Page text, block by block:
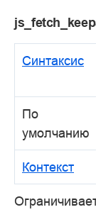
Синтаксис
По
умолчанию
Контекст